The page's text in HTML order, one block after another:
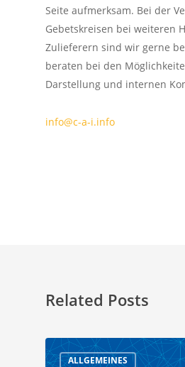
Seite aufmerksam. Bei der
Gebetskreisen bei weiteren
Zulieferern sind wir gerne
beraten bei den
Darstellung und internen
info@c-a-i.info
Related Posts
ALLGEMEINES